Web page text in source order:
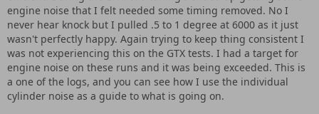
engine noise that I felt needed some timing removed. No I
never hear knock but I pulled .5 to 1 degree at 6000 as it just
wasn't perfectly happy. Again trying to keep thing consistent I
was not experiencing this on the GTX tests. I had a target for
engine noise on these runs and it was being exceeded. This is
a one of the logs, and you can see how I use the individual
cylinder noise as a guide to what is going on.